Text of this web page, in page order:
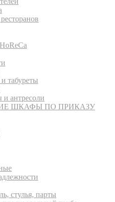
табуреты
антресоли
ШКАФЫ ПО ПРИКАЗУ
стулья, парты